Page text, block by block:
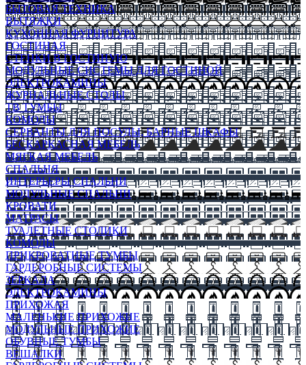
БЫТОВАЯ ТЕХНИКА
ВЫТЯЖКИ
КУХОННАЯ ФУРНИТУРА
ГОСТИНАЯ
СТЕНКИ В ГОСТИНУЮ
МОДУЛЬНЫЕ СИСТЕМЫ ДЛЯ ГОСТИНОЙ
ЭЛЕКТРОКАМИНЫ
ЖУРНАЛЬНЫЕ СТОЛЫ
ТВ ТУМБЫ
КОМОДЫ
СЕРВАНТЫ ДЛЯ ПОСУДЫ, БАРНЫЕ ШКАФЫ
БЕСКАРКАСНАЯ МЕБЕЛЬ
МЯГКАЯ МЕБЕЛЬ
СПАЛЬНЯ
ИНТЕРЬЕРЫ СПАЛЬНИ
МОДУЛЬНЫЕ СПАЛЬНИ
КРОВАТИ
МАТРАСЫ
ТУАЛЕТНЫЕ СТОЛИКИ
КОМОДЫ
ПРИКРОВАТНЫЕ ТУМБЫ
ГАРДЕРОБНЫЕ СИСТЕМЫ
ЗЕРКАЛА
ЭЛЕКТРОКАМИНЫ
ПРИХОЖАЯ
МАЛЕНЬКИЕ ПРИХОЖИЕ
МОДУЛЬНЫЕ ПРИХОЖИЕ
ОБУВНЫЕ ТУМБЫ
ВЕШАЛКИ